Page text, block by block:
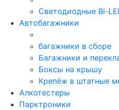
Светодиодные Bi-
Автобагажники
багажники в сборе
Багажники и
Боксы на крышу
Крепёж в штатные
Алкотестеры
Парктроники